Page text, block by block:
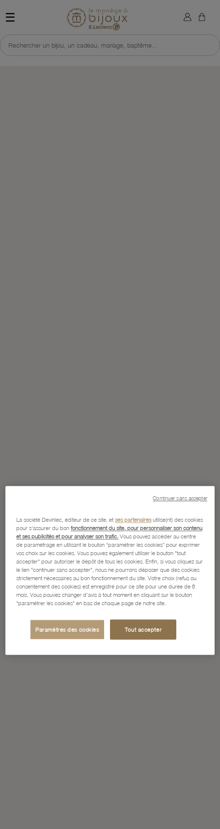
☰ Retour à l'accueil du site
Rechercher un bijou, un cadeau, mariage, baptême...
×
La société Devinlec, éditeur de ce site, etses partenairesutilise(nt) des cookies
pour s'assurer du bonfonctionnement du site, pour personnaliser son contenu
et ses publicités et pour analyser son trafic. Vous pouvez accéder au centre
de paramétrage en utilisant le bouton “paramétrer les cookies” pour exprimer
vos choix sur les cookies. Vous pouvez également utiliser le bouton "tout
accepter" pour autoriser le dépôt de tous les cookies. Enfin, si vous cliquez sur
le lien "continuer sans accepter", nous ne pourrons déposer que des cookies
strictement nécessaires au bon fonctionnement du site. Votre choix (refus ou
consentement des cookies) est enregistré pour ce site pour une durée de 6
mois. Vous pouvez changer d'avis à tout moment en cliquant sur le bouton
"paramétrer les cookies" en bas de chaque page de notre site.
Paramètres des cookies Tout accepter
Continuer sans accepter